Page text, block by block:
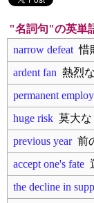
"名詞句"の英単
narrow defeat 惜
ardent fan 熱烈
permanent
huge risk 莫大な
previous year前
accept one's fate
the decline in